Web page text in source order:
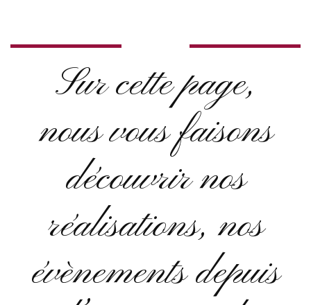
Sur cette page,
nous vous faisons
découvrir nos
réalisations, nos
évènements depuis